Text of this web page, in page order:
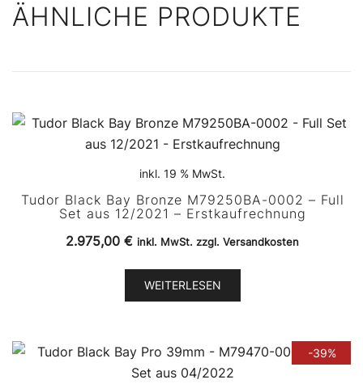
ÄHNLICHE PRODUKTE
inkl. 19 % MwSt.
Tudor Black Bay Bronze M79250BA-0002 – Full
Set aus 12/2021 – Erstkaufrechnung
2.975,00 € inkl. MwSt. zzgl. Versandkosten
WEITERLESEN
-39%